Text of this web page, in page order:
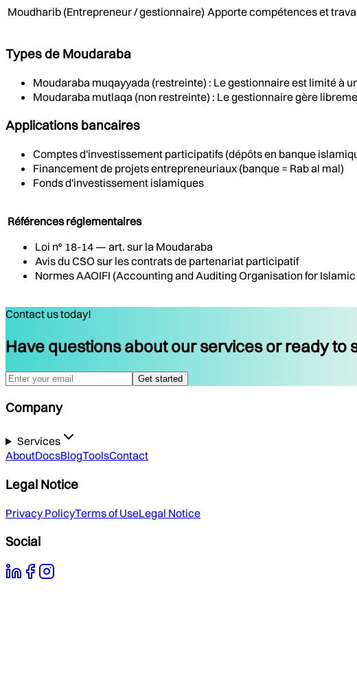
Moudharib (Entrepreneur / gestionnaire) Apporte compétences et
Types de Moudaraba
Moudaraba muqayyada (restreinte) : Le gestionnaire est limité à
Moudaraba mutlaqa (non restreinte) : Le gestionnaire gère
Applications bancaires
Comptes d'investissement participatifs (dépôts en banque
Financement de projets entrepreneuriaux (banque = Rab al mal)
Fonds d'investissement islamiques
Références réglementaires
Loi n° 18-14 — art. sur la Moudaraba
Avis du CSO sur les contrats de partenariat participatif
Normes AAOIFI (Accounting and Auditing Organisation for
Contact us today!
Have questions about our services or ready to
Get started
Company
Services
AboutDocsBlogToolsContact
Legal Notice
Privacy PolicyTerms of UseLegal Notice
Social